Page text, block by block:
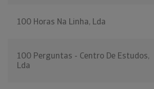
100 Horas Na Linha, Lda
100 Perguntas - Centro De Estudos,
Lda